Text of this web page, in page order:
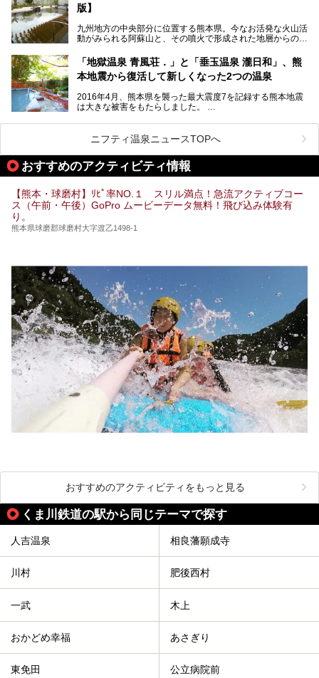
今回は地元九州の温泉ライターの私が実際に入浴した中か
設・家族風呂の3パターンに分類し、合計10施設を厳選して
ご紹介。ぜひ、湯めぐりの参考にして下さいね！
版】
九州地方の中央部分に位置する熊本県。今なお活発な火山活
動がみられる阿蘇山と、その噴火で形成された地層からの湧
す。
そんな熊本県は、県内の至るところから温泉が湧いている温
泉県でもあります。山鹿温泉、玉名温泉、黒川温泉、人吉温
出すスーパー銭湯が豊富です。なかでも注目のスーパー銭湯
をピックアップしました。
「地獄温泉 青風荘．」と「垂玉温泉 瀧日和」、熊
本地震から復活して新しくなった2つの温泉
2016年4月、熊本県を襲った最大震度7を記録する熊本地震
は大きな被害をもたらしました。
阿蘇山麓の南阿蘇村の「地獄温泉 清風荘」、そして「清風
荘」から400mほど離れた「垂玉（たるたま）温泉 山口旅
館」の2軒は、この地震による土砂崩れなどのために、一時
期は孤立状態に。もしかしたらこの時のニュースで、「地獄
温泉」と「垂玉温泉」の名前を知った人もいるかもしれませ
ん。
この2軒は今どうなっているのでしょうか。実は現在は「地
獄温泉 青風荘．」「垂玉温泉 瀧日和」として営業を再開し
します。
ニフティ温泉ニュースTOPへ
おすすめのアクティビティ情報
【熊本・球磨村】ﾘﾋﾟ率NO.１ スリル満点！急流アクティブコー
ス（午前・午後）GoPro ムービーデータ無料！飛び込み体験有
り。
熊本県球磨郡球磨村大字渡乙1498-1
おすすめのアクティビティをもっと見る
くま川鉄道の駅から同じテーマで探す
人吉温泉 相良藩願成寺
川村 肥後西村
一武 木上
おかどめ幸福 あさぎり
東免田 公立病院前